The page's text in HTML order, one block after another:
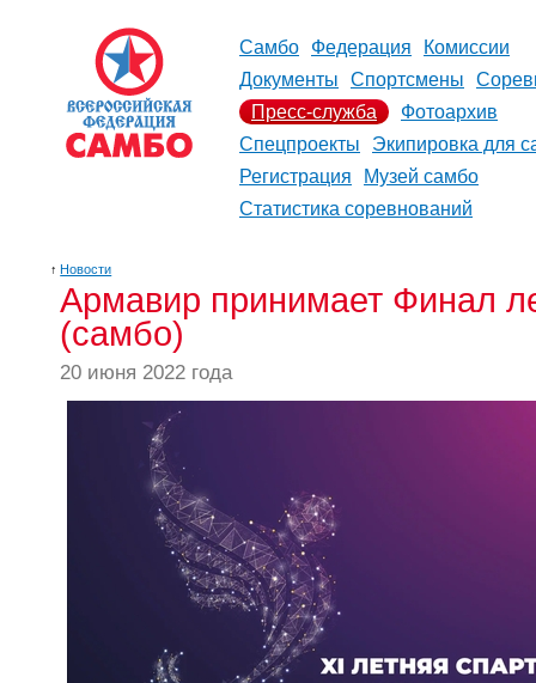
Самбо Федерация
Комиссии
Документы
Спортсмены
Пресс-служба
Фотоархив
Спецпроекты
Экипировка для
Регистрация
Музей самбо
Статистика соревнований
↑ Новости
Армавир принимает Финал
(самбо)
20 июня 2022 года